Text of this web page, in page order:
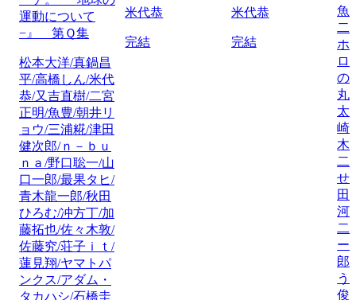
運動について
−』 第Ｑ集
松本大洋/真鍋昌
平/高橋しん/米代
恭/又吉直樹/二宮
正明/魚豊/朝井リ
ョウ/三浦糀/津田
健次郎/ｎ－ｂｕ
ｎａ/野口聡一/山
口一郎/最果タヒ/
青木龍一郎/秋田
ひろむ/冲方丁/加
藤拓也/佐々木敦/
佐藤究/荘子ｉｔ/
蓮見翔/ヤマトパ
ンクス/アダム・
タカハシ/石橋圭
米代恭
完結
米代恭
完結
魚
二
ホ
ロ
の
丸
太
崎
木
二
せ
田
河
二
ー
郎
う
俊/